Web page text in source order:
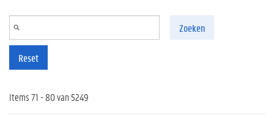
Zoeken
Reset
Items 71 - 80 van 5249